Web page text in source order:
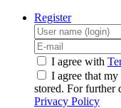
Register
I agree with
I agree that
stored. For further
Privacy Policy